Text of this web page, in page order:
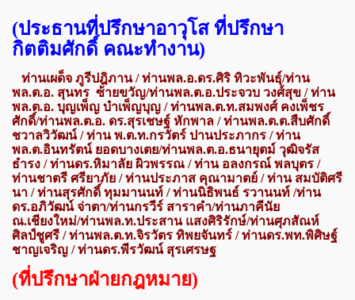
(ประธานที่ปรึกษาอาวุโสที่ปรึกษา
กิตติมศักดิ์ คณะทำงาน)
ท่านเผด็จ ภูรีปฎิภาน / ท่านพล.อ.ดร.ศิริ ทิวะพันธุ์/ท่าน
พล.ต.อ. สุนทร ซ้ายขวัญ/ท่านพล.ต.อ.ประจวบ วงศ์สุข / ท่าน
พล.ต.อ. บุญเพ็ญ บำเพ็ญบุญ / ท่านพล.ต.ท.สมพงศ์ คงเพ็ชร
ศักดิ์/ท่านพล.ต.อ. ดร.สุรเชษฐ์ หักพาล / ท่านพล.ต.ต.สืบศักดิ์
ชวาลวิวัฒน์ /ท่าน พ.ต.ท.กรวัตร์ ปานประภากร /ท่าน
พล.ต.อินทรัตน์ ยอดบางเตย/ท่านพล.ต.อ.ธนายุตม์ วุฒิจรัส
ธำรง /ท่านดร.หิมาลัย ผิวพรรณ / ท่าน อลงกรณ์ พลบุตร /
ท่านชาตรี ศรียาภัย /ท่านประภาส คุณามาตย์ / ท่าน สมบัติศรี
นา / ท่านสุรศักดิ์ ทุมมานนท์ / ท่านนิธิพนธ์ รวานนท์ /ท่าน
ดร.อภิวัฒน์ จ่าตา/ท่านกรวีร์ สาราคำ/ท่านภาคีนัย
ณ.เชียงใหม่/ท่านพล.ท.ประสาน แสงศิริรักษ์/ท่านศุภสัณห์
ศิลป์ชูศรี / ท่านพล.ต.ท.จิรวัตร ทิพยจันทร์ / ท่านดร.พท.พิศิษฐ์
ชาญเจริญ / ท่านดร.พีรวัฒน์ สุรเศรษฐ
(ที่ปรึกษาฝ่ายกฎหมาย)